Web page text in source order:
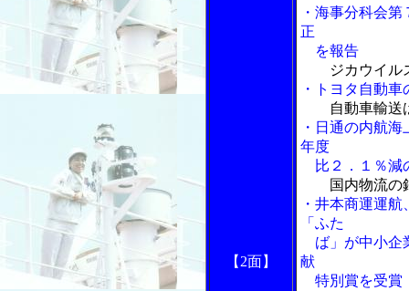
【2面】
・海事分科会
正
を報告
ジカウイル
・トヨタ自動
自動車輸送
・日通の内航
年度
比２．１％減
国内物流の
・井本商運運
「ふた
ば」が中小企
献
特別賞を受賞